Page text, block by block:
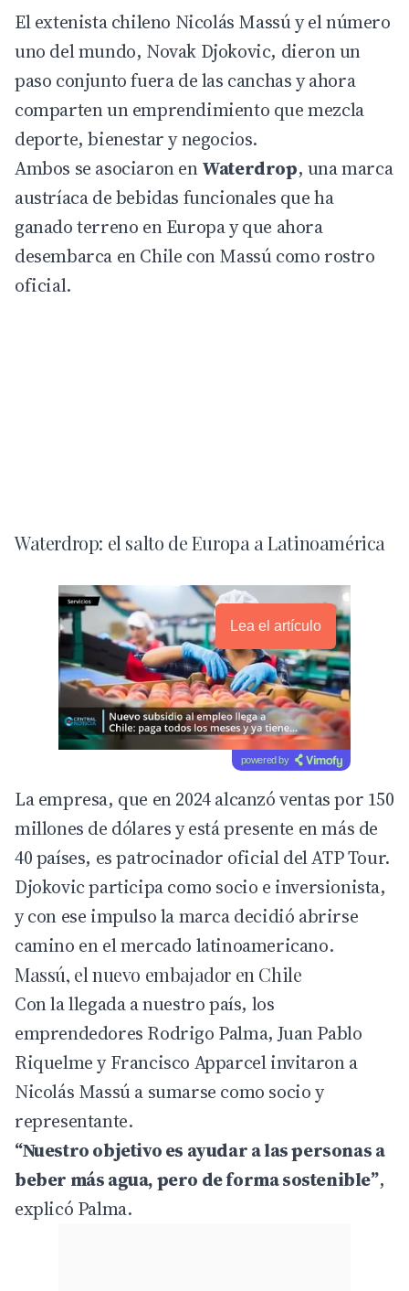
El extenista chileno Nicolás Massú y el número
uno del mundo, Novak Djokovic, dieron un
paso conjunto fuera de las canchas y ahora
comparten un emprendimiento que mezcla
deporte, bienestar y negocios.
Ambos se asociaron enWaterdrop, una marca
austríaca de bebidas funcionales que ha
ganado terreno en Europa y que ahora
desembarca enChile con Massú como rostro
oficial.
Waterdrop: el salto de Europa a Latinoamérica
Lea el artículo
powered by
La empresa, que en 2024 alcanzó ventas por 150
millones de dólares y está presente en más de
40 países, es patrocinador oficial del ATP Tour.
Djokovic participa como socio e inversionista,
y con ese impulso la marca decidió abrirse
camino en el mercado latinoamericano.
Massú, el nuevo embajador en Chile
Con la llegada a nuestro país, los
emprendedores Rodrigo Palma, Juan Pablo
Riquelme y Francisco Apparcel invitaron a
Nicolás Massú a sumarse como socio y
representante.
“Nuestro objetivo es ayudar a las personas a
beber más agua, pero de forma sostenible”,
explicó Palma.